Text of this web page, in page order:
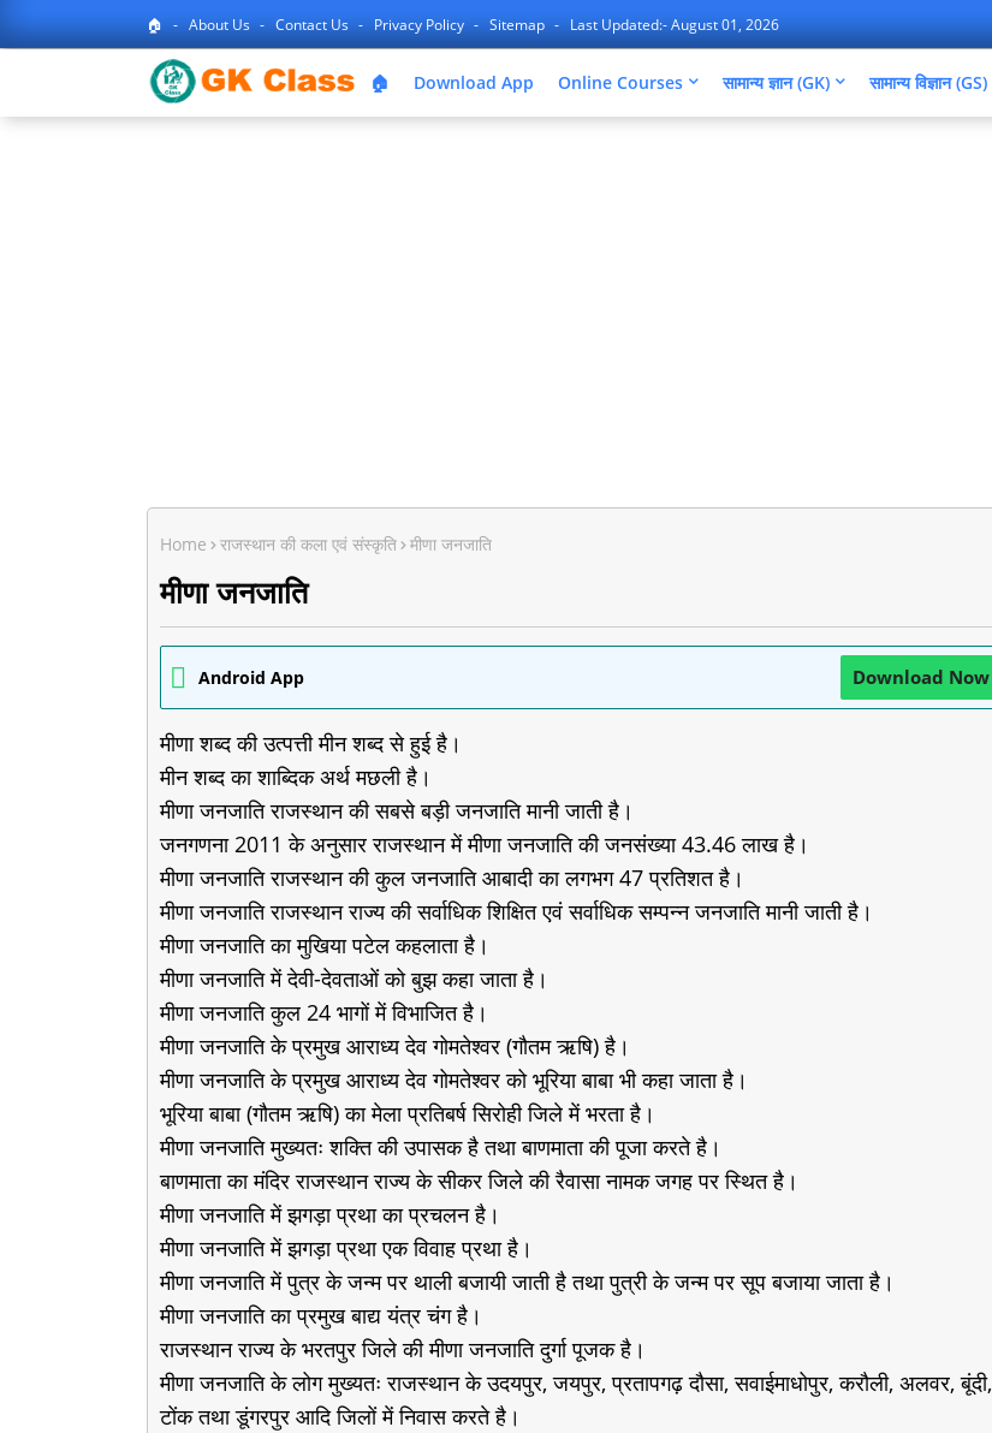
🏠 About Us Contact Us Privacy Policy Sitemap Last Updated:- August 01, 2026
🏠 Download App Online Courses सामान्य ज्ञान (GK) सामान्य विज्ञान (GS)
Home राजस्थान की कला एवं संस्कृति मीणा जनजाति
मीणा जनजाति
Android App Download Now
मीणा शब्द की उत्पत्ती मीन शब्द से हुई है।
मीन शब्द का शाब्दिक अर्थ मछली है।
मीणा जनजाति राजस्थान की सबसे बड़ी जनजाति मानी जाती है।
जनगणना 2011 के अनुसार राजस्थान में मीणा जनजाति की जनसंख्या 43.46 लाख है।
मीणा जनजाति राजस्थान की कुल जनजाति आबादी का लगभग 47 प्रतिशत है।
मीणा जनजाति राजस्थान राज्य की सर्वाधिक शिक्षित एवं सर्वाधिक सम्पन्न जनजाति मानी जाती है।
मीणा जनजाति का मुखिया पटेल कहलाता है।
मीणा जनजाति में देवी-देवताओं को बुझ कहा जाता है।
मीणा जनजाति कुल 24 भागों में विभाजित है।
मीणा जनजाति के प्रमुख आराध्य देव गोमतेश्वर (गौतम ऋषि) है।
मीणा जनजाति के प्रमुख आराध्य देव गोमतेश्वर को भूरिया बाबा भी कहा जाता है।
भूरिया बाबा (गौतम ऋषि) का मेला प्रतिबर्ष सिरोही जिले में भरता है।
मीणा जनजाति मुख्यतः शक्ति की उपासक है तथा बाणमाता की पूजा करते है।
बाणमाता का मंदिर राजस्थान राज्य के सीकर जिले की रैवासा नामक जगह पर स्थित है।
मीणा जनजाति में झगड़ा प्रथा का प्रचलन है।
मीणा जनजाति में झगड़ा प्रथा एक विवाह प्रथा है।
मीणा जनजाति में पुत्र के जन्म पर थाली बजायी जाती है तथा पुत्री के जन्म पर सूप बजाया जाता है।
मीणा जनजाति का प्रमुख बाद्य यंत्र चंग है।
राजस्थान राज्य के भरतपुर जिले की मीणा जनजाति दुर्गा पूजक है।
मीणा जनजाति के लोग मुख्यतः राजस्थान के उदयपुर, जयपुर, प्रतापगढ़ दौसा, सवाईमाधोपुर, करौली, अलवर, बूंदी,
टोंक तथा डूंगरपुर आदि जिलों में निवास करते है।